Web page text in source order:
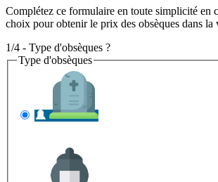
Complétez ce formulaire en toute simplicité en
choix pour obtenir le prix des obsèques dans la
1/4 - Type d'obsèques ?
Type d'obsèques